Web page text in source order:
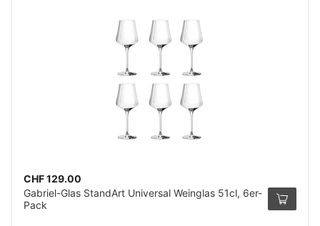
CHF 129.00
Gabriel-Glas StandArt Universal Weinglas 51cl, 6er-
Pack